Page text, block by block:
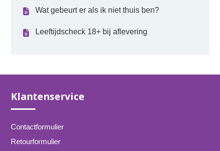
Wat gebeurt er als ik niet thuis ben?
Leeftijdscheck 18+ bij aflevering
Klantenservice
Contactformulier
Retourformulier